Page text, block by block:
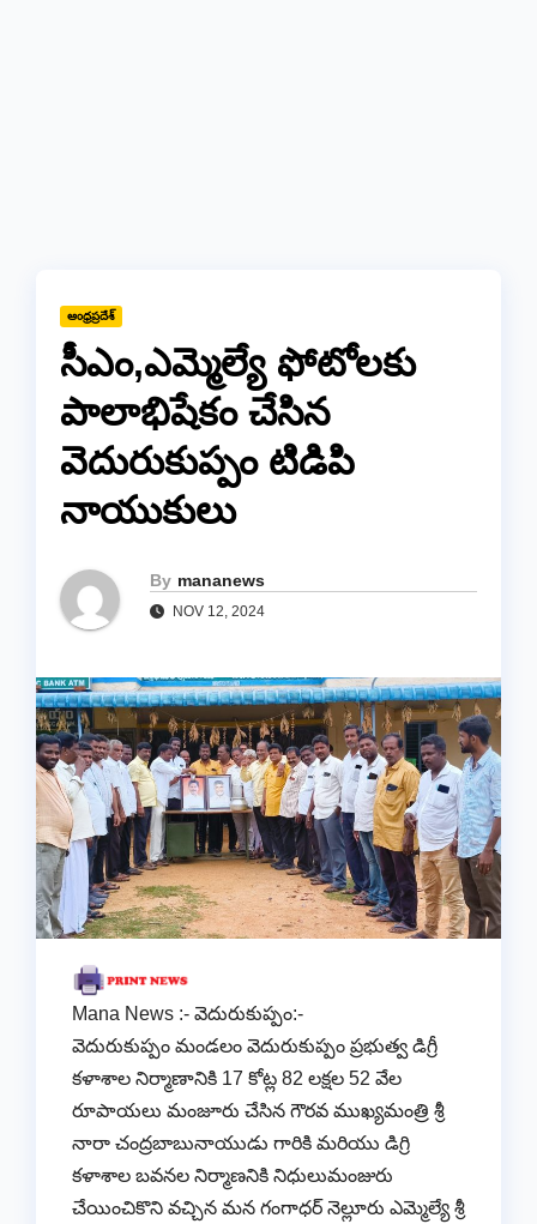
ఆంధ్రప్రదేశ్
సీఎం,ఎమ్మెల్యే ఫోటోలకు
పాలాభిషేకం చేసిన
వెదురుకుప్పం టిడిపి
నాయుకులు
By mananews
NOV 12, 2024
Mana News :- వెదురుకుప్పం:-
వెదురుకుప్పం మండలం వెదురుకుప్పం ప్రభుత్వ డిగ్రీ
కళాశాల నిర్మాణానికి 17 కోట్ల 82 లక్షల 52 వేల
రూపాయలు మంజూరు చేసిన గౌరవ ముఖ్యమంత్రి శ్రీ
నారా చంద్రబాబునాయుడు గారికి మరియు డిగ్రి
కళాశాల బవనల నిర్మాణనికి నిధులుమంజురు
చేయించికొని వచ్చిన మన గంగాధర్ నెల్లూరు ఎమ్మెల్యే శ్రీ